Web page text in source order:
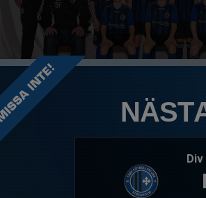
Vi är ett ambitiöst gäng som jobbar mycket
Kontakta oss gärna om ni har några frågor